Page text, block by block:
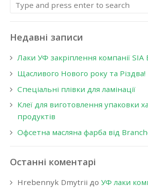
Недавні записи
Лаки УФ закріплення компанії
Щасливого Нового року та Різдва!
Спеціальні плівки для ламінації
Клеї для виготовлення упаковки
продуктів
Офсетна масляна фарба від
Останні коментарі
Hrebennyk Dmytrii доУФ лаки